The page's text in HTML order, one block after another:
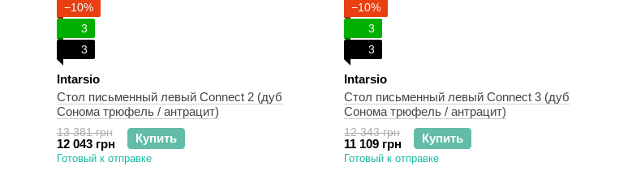
−10%
3
3
Intarsio
Стол письменный левый Connect 2 (дуб
Сонома трюфель / антрацит)
13 381 грн
12 043 грн Купить
Готовый к отправке
−10%
3
3
Intarsio
Стол письменный левый Connect 3 (дуб
Сонома трюфель / антрацит)
12 343 грн
11 109 грн Купить
Готовый к отправке